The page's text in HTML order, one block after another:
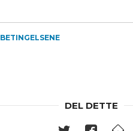
BETINGELSENE
DEL DETTE